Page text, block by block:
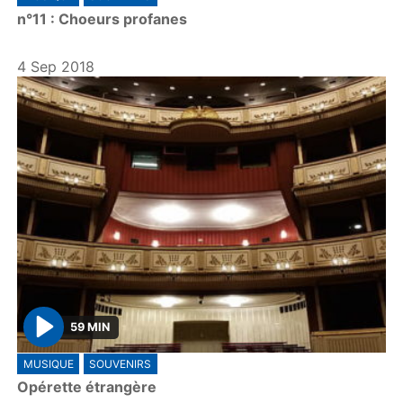
a
n°11 : Choeurs profanes
4 Sep 2018
P
l
a
59 MIN
MUSIQUE SOUVENIRS
Opérette étrangère